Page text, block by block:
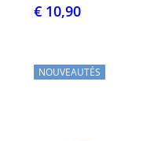
€ 10,90
NOUVEAUTÉS